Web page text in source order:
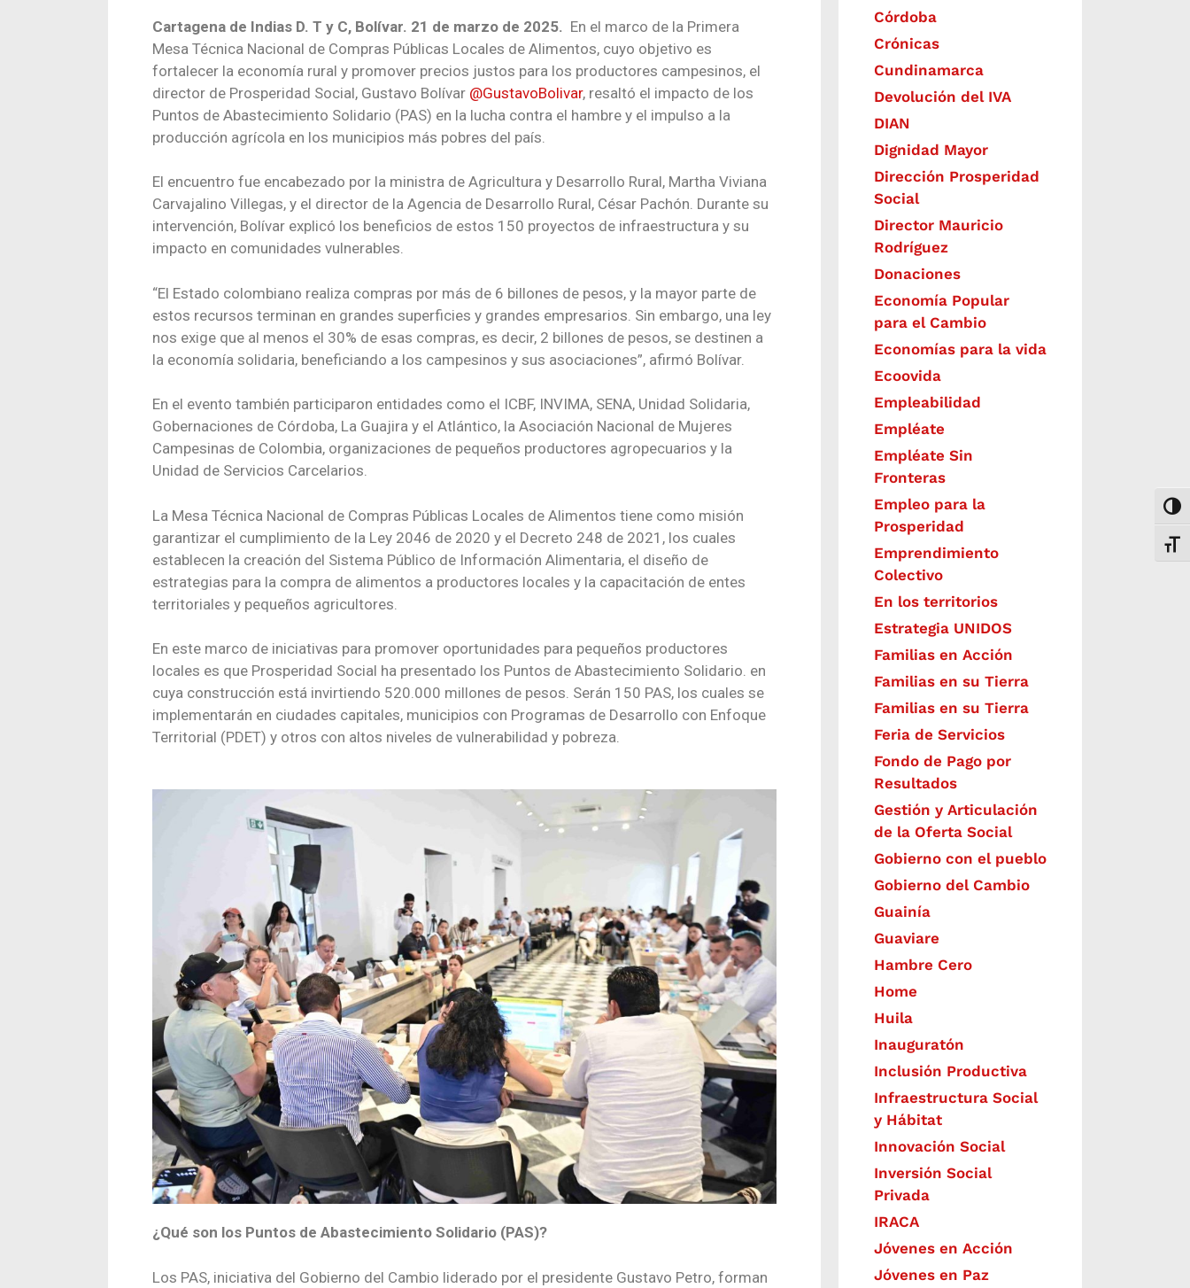
Cartagena de Indias D. T y C, Bolívar. 21 de marzo de 2025. En el marco de la Primera
Mesa Técnica Nacional de Compras Públicas Locales de Alimentos, cuyo objetivo es
fortalecer la economía rural y promover precios justos para los productores campesinos, el
director de Prosperidad Social, Gustavo Bolívar @GustavoBolivar, resaltó el impacto de los
Puntos de Abastecimiento Solidario (PAS) en la lucha contra el hambre y el impulso a la
producción agrícola en los municipios más pobres del país.
El encuentro fue encabezado por la ministra de Agricultura y Desarrollo Rural, Martha Viviana
Carvajalino Villegas, y el director de la Agencia de Desarrollo Rural, César Pachón. Durante su
intervención, Bolívar explicó los beneficios de estos 150 proyectos de infraestructura y su
impacto en comunidades vulnerables.
“El Estado colombiano realiza compras por más de 6 billones de pesos, y la mayor parte de
estos recursos terminan en grandes superficies y grandes empresarios. Sin embargo, una ley
nos exige que al menos el 30% de esas compras, es decir, 2 billones de pesos, se destinen a
la economía solidaria, beneficiando a los campesinos y sus asociaciones”, afirmó Bolívar.
En el evento también participaron entidades como el ICBF, INVIMA, SENA, Unidad Solidaria,
Gobernaciones de Córdoba, La Guajira y el Atlántico, la Asociación Nacional de Mujeres
Campesinas de Colombia, organizaciones de pequeños productores agropecuarios y la
Unidad de Servicios Carcelarios.
La Mesa Técnica Nacional de Compras Públicas Locales de Alimentos tiene como misión
garantizar el cumplimiento de la Ley 2046 de 2020 y el Decreto 248 de 2021, los cuales
establecen la creación del Sistema Público de Información Alimentaria, el diseño de
estrategias para la compra de alimentos a productores locales y la capacitación de entes
territoriales y pequeños agricultores.
En este marco de iniciativas para promover oportunidades para pequeños productores
locales es que Prosperidad Social ha presentado los Puntos de Abastecimiento Solidario. en
cuya construcción está invirtiendo 520.000 millones de pesos. Serán 150 PAS, los cuales se
implementarán en ciudades capitales, municipios con Programas de Desarrollo con Enfoque
Territorial (PDET) y otros con altos niveles de vulnerabilidad y pobreza.
¿Qué son los Puntos de Abastecimiento Solidario (PAS)?
Los PAS, iniciativa del Gobierno del Cambio liderado por el presidente Gustavo Petro, forman
Córdoba
Crónicas
Cundinamarca
Devolución del IVA
DIAN
Dignidad Mayor
Dirección Prosperidad
Social
Director Mauricio
Rodríguez
Donaciones
Economía Popular
para el Cambio
Economías para la vida
Ecoovida
Empleabilidad
Empléate
Empléate Sin
Fronteras
Empleo para la
Prosperidad
Emprendimiento
Colectivo
En los territorios
Estrategia UNIDOS
Familias en Acción
Familias en su Tierra
Familias en su Tierra
Feria de Servicios
Fondo de Pago por
Resultados
Gestión y Articulación
de la Oferta Social
Gobierno con el pueblo
Gobierno del Cambio
Guainía
Guaviare
Hambre Cero
Home
Huila
Inauguratón
Inclusión Productiva
Infraestructura Social
y Hábitat
​Innovación Social
Inversión Social
Privada
IRACA
Jóvenes en Acción
Jóvenes en Paz